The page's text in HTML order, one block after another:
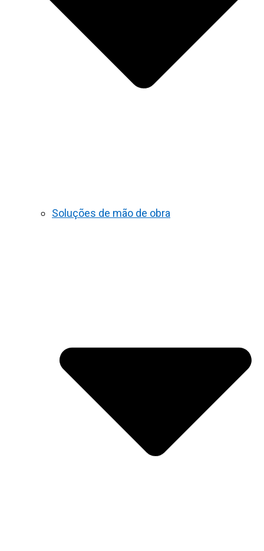
Soluções de mão de obra